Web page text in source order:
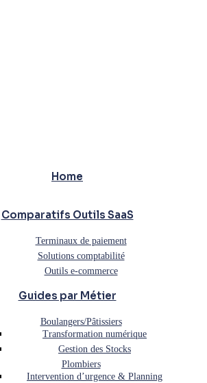
Home
Comparatifs Outils SaaS
Terminaux de paiement
Solutions comptabilité
Outils e-commerce
Guides par Métier
Boulangers/Pâtissiers
Transformation numérique
Gestion des Stocks
Plombiers
Intervention d’urgence & Planning